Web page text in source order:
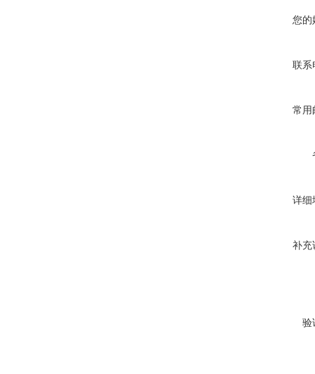
您的
联系
常用
详细
补充
验